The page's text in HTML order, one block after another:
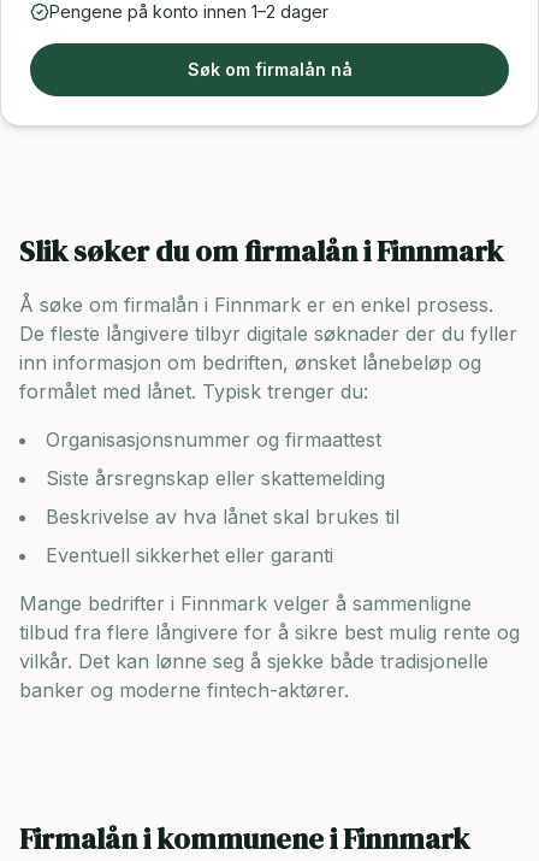
Pengene på konto innen 1–2 dager
Søk om firmalån nå
Slik søker du om firmalån iFinnmark
Å søke om firmalån i Finnmark er en enkel prosess.
De fleste långivere tilbyr digitale søknader der du fyller
inn informasjon om bedriften, ønsket lånebeløp og
formålet med lånet. Typisk trenger du:
Organisasjonsnummer og firmaattest
Siste årsregnskap eller skattemelding
Beskrivelse av hva lånet skal brukes til
Eventuell sikkerhet eller garanti
Mange bedrifter i Finnmark velger å sammenligne
tilbud fra flere långivere for å sikre best mulig rente og
vilkår. Det kan lønne seg å sjekke både tradisjonelle
banker og moderne fintech-aktører.
Firmalån i kommunene iFinnmark